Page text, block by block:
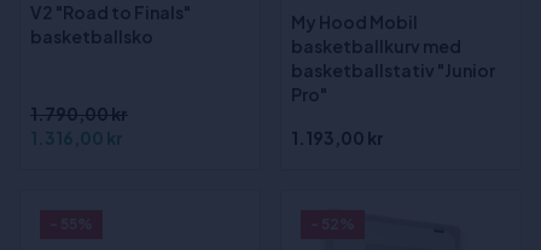
V2 "Road to Finals"
basketballsko
1.790,00 kr
1.316,00 kr
My Hood Mobil
basketballkurv med
basketballstativ "Junior
Pro"
1.193,00 kr